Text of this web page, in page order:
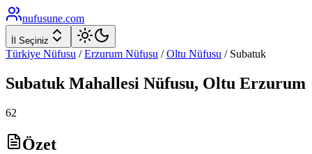
nufusune.com
İl Seçiniz
Türkiye Nüfusu / Erzurum Nüfusu / Oltu Nüfusu / Subatuk
Subatuk Mahallesi Nüfusu, Oltu Erzurum
62
Özet